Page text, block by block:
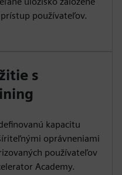
používateľov.
s
kapacitu
oprávneniami
používateľov
Academy.